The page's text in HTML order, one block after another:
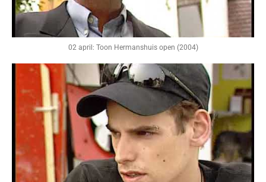
02 april: Toon Hermanshuis open (2004)